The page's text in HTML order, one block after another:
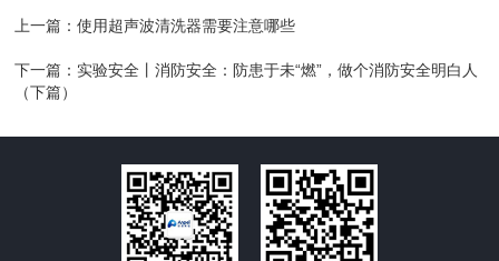
上一篇：使用超声波清洗器需要注意哪些
下一篇： 实验安全丨消防安全：防患于未“燃”，做个消防安全明白人
（下篇）